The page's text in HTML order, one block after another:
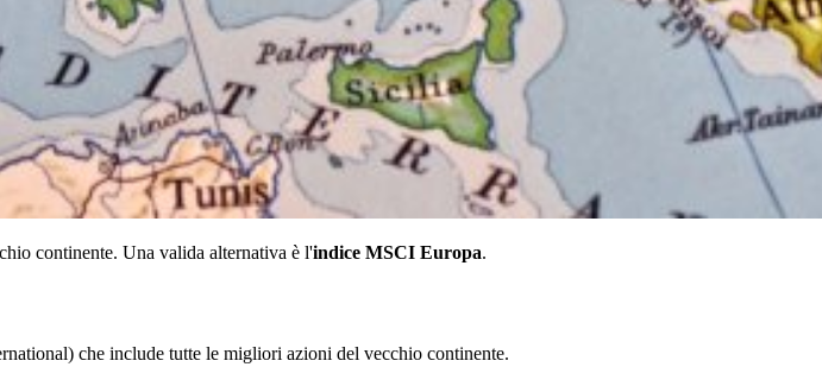
continente. Una valida alternativa è l'indice MSCI Europa.
che include tutte le migliori azioni del vecchio continente.